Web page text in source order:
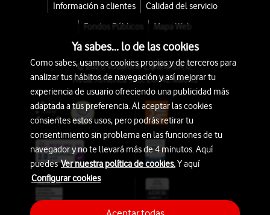
Información a clientes
Calidad del servicio
Fondos Públicos
Mapa Web
© 2026 Vodafone España S.A.U.
Avda. América 115, 28042 Madrid
Ya sabes... lo de las cookies
Como sabes, usamos cookies propias y de terceros para
analizar tus hábitos de navegación y así mejorar tu
experiencia de usuario ofreciendo una publicidad más
adaptada a tus preferencia. Al aceptar las cookies
consientes estos usos, pero podrás retirar tu
consentimiento sin problema en las funciones de tu
navegador y no te llevará más de 4 minutos. Aquí
puedesVer nuestra política de cookies.Y aquí
Configurar cookies